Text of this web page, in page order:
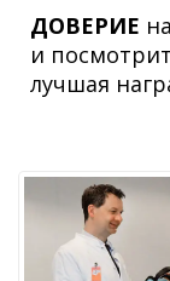
ДОВЕРИЕ
и
лучшая